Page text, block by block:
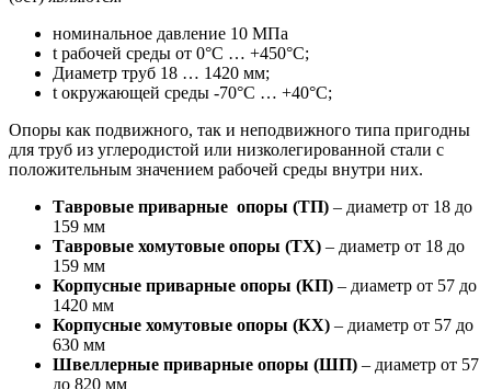
номинальное давление 10 МПа
t рабочей среды от 0°С … +450°С;
Диаметр труб 18 … 1420 мм;
t окружающей среды -70°С … +40°С;
Опоры как подвижного, так и неподвижного типа пригодны
для труб из углеродистой или низколегированной стали с
положительным значением рабочей среды внутри них.
Тавровые приварные опоры (ТП) – диаметр от 18 до
159 мм
Тавровые хомутовые опоры (ТХ) – диаметр от 18 до
159 мм
Корпусные приварные опоры (КП) – диаметр от 57 до
1420 мм
Корпусные хомутовые опоры (КХ) – диаметр от 57 до
630 мм
Швеллерные приварные опоры (ШП) – диаметр от 57
до 820 мм